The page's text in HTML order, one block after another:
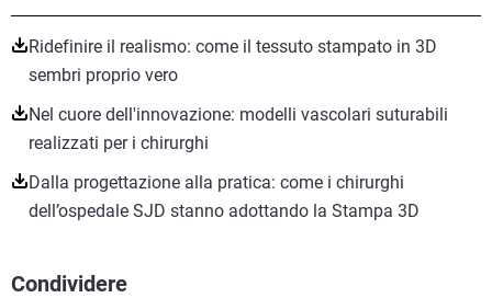
Ridefinire il realismo: come il tessuto stampato in 3D
sembri proprio vero
Nel cuore dell'innovazione: modelli vascolari suturabili
realizzati per i chirurghi
Dalla progettazione alla pratica: come i chirurghi
dell’ospedale SJD stanno adottando la Stampa 3D
Condividere